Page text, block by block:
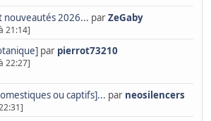
nouveautés 2026... parZeGaby
21:14]
par pierrot73210
22:27]
ou captifs]... par neosilencers